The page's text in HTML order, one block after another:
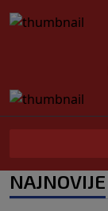
NAJNOVIJE